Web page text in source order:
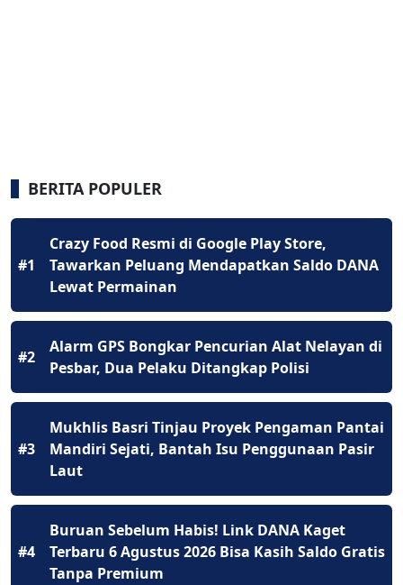
BERITA POPULER
#1
Crazy Food Resmi di Google Play Store,
Tawarkan Peluang Mendapatkan Saldo DANA
Lewat Permainan
#2
Alarm GPS Bongkar Pencurian Alat Nelayan di
Pesbar, Dua Pelaku Ditangkap Polisi
#3
Mukhlis Basri Tinjau Proyek Pengaman Pantai
Mandiri Sejati, Bantah Isu Penggunaan Pasir
Laut
#4
Buruan Sebelum Habis! Link DANA Kaget
Terbaru 6 Agustus 2026 Bisa Kasih Saldo Gratis
Tanpa Premium